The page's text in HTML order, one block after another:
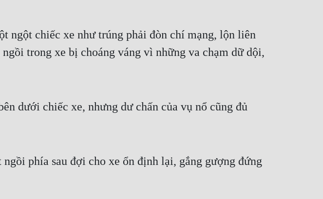
ngột chiếc xe như trúng phải đòn chí mạng, lộn liên
trong xe bị choáng váng vì những va chạm dữ dội,
dưới chiếc xe, nhưng dư chấn của vụ nổ cũng đủ
phía sau đợi cho xe ổn định lại, gắng gượng đứng